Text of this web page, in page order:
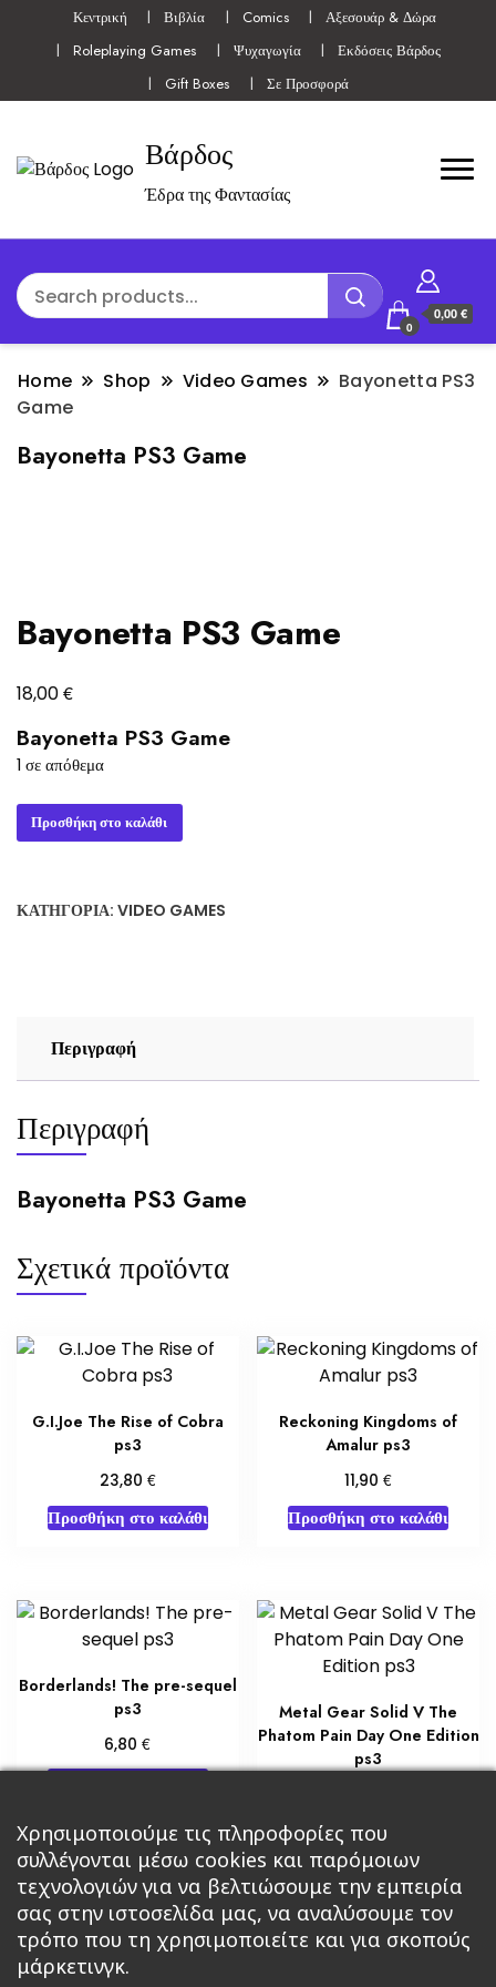
Κεντρική Βιβλία Comics
Αξεσουάρ & Δώρα
Roleplaying Games
Ψυχαγωγία
Εκδόσεις Βάρδος
Gift Boxes
Σε Προσφορά
Βάρδος
Έδρα της Φαντασίας
0
0,00 €
Home Shop Video Games
Bayonetta PS3
Game
Bayonetta PS3 Game
Bayonetta PS3 Game
18,00€
Bayonetta PS3 Game
1 σε απόθεμα
Bayonetta
PS3
Προσθήκη στο καλάθι
ΚΑΤΗΓΟΡΊΑ: VIDEO GAMES
Περιγραφή
Περιγραφή
Bayonetta PS3 Game
Σχετικά προϊόντα
G.I.Joe The Rise of Cobra
ps3
23,80 €
Προσθήκη στο καλάθι
Reckoning Kingdoms of
Amalur ps3
11,90€
Προσθήκη στο καλάθι
Borderlands! The pre-sequel
ps3
6,80€
Metal Gear Solid V The
Phatom Pain Day One Edition
ps3
Προσθήκη στο καλάθι
Χρησιμοποιούμε τις πληροφορίες που
συλλέγονται μέσω cookies και παρόμοιων
τεχνολογιών για να βελτιώσουμε την εμπειρία
σας στην ιστοσελίδα μας, να αναλύσουμε τον
τρόπο που τη χρησιμοποιείτε και για σκοπούς
μάρκετινγκ.